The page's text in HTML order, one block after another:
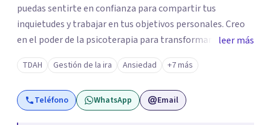
puedas sentirte en confianza para compartir tus
inquietudes y trabajar en tus objetivos personales. Creo
en el poder de la psicoterapia para transformar y mejorar
la vida de las personas, y me siento honrada de poder
contribuir a este proceso en cada sesión. Mi enfoque se
basa en el respeto y en la autenticidad; para mí es
fundamental que cada persona encuentre en la terapia no
leer más
TDAH Gestión de la ira Ansiedad +7 más
Teléfono WhatsApp Email